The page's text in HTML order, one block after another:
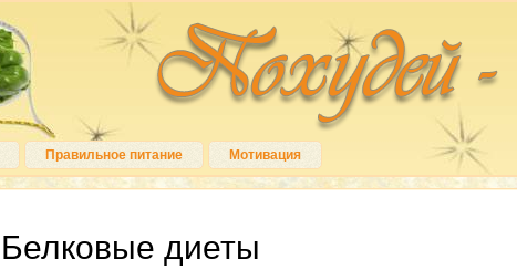
Правильное питание Мотивация
Белковые диеты